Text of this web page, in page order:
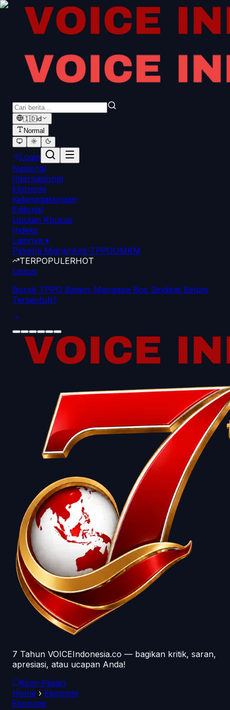
🇮🇩id
Normal
Login
Nasional
Internasional
Ekonomi
Ketenagakerjaan
Editorial
Liputan Khusus
Indeks
Lainnya ▾
Pekerja MigranAnti-TPPOUMKM
TERPOPULERHOT
Lipsus
Borok TPPO Batam: Mengapa Bos Sindikat Belum
Tersentuh?
7 Tahun VOICEIndonesia.co — bagikan kritik, saran,
apresiasi, atau ucapan Anda!
Kirim Pesan
Home › Ekonomi
Ekonomi